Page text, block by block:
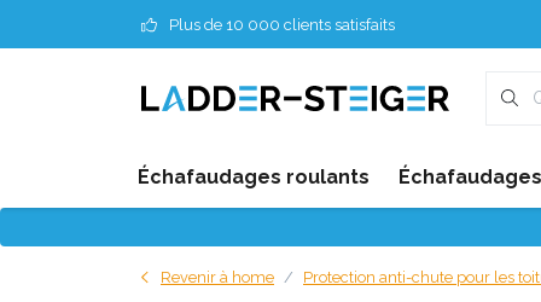
Plus de 10 000 clients satisfaits
Échafaudages roulants
Revenir à home Protection anti-chute pour les